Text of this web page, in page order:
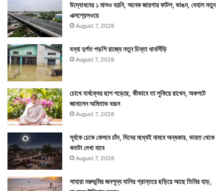
উদ্বোধনের ১ মাসও হয়নি, অনেক জায়গায় ফাটল, ভাঙন, বেহাল নতুন
এক্সপ্রেসওয়ে
August 7, 2026
বন্যা দুর্গত পড়শি রাজ্যে নতুন চিন্তা ধানসিঁড়ি
August 7, 2026
চোখে বার্ধক্যের ছাপ পড়েছে, কীভাবে তা লুকিয়ে রাখেন, অকপটে
জানালেন অমিতাভ বচ্চন
August 7, 2026
সূর্যকে ঢেকে ফেলবে চাঁদ, দিনের মধ্যেই নামবে অন্ধকার, ভারত থেকে
কতটা দেখা যাবে
August 7, 2026
সাহারা মরুভূমির জনশূন্য বালির প্রান্তরে ছড়িয়ে আছে তিমির হাড়,